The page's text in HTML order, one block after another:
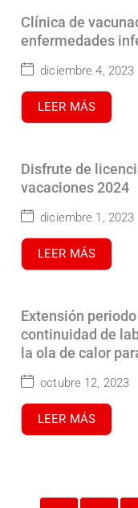
Clínica de
enfermedades
diciembre 4, 2023
LEER MÁS
Disfrute de
vacaciones 2024
diciembre 1, 2023
LEER MÁS
Extensión
continuidad de
la ola de calor
Sociales,
Escuela de
octubre 12, 2023
LEER MÁS